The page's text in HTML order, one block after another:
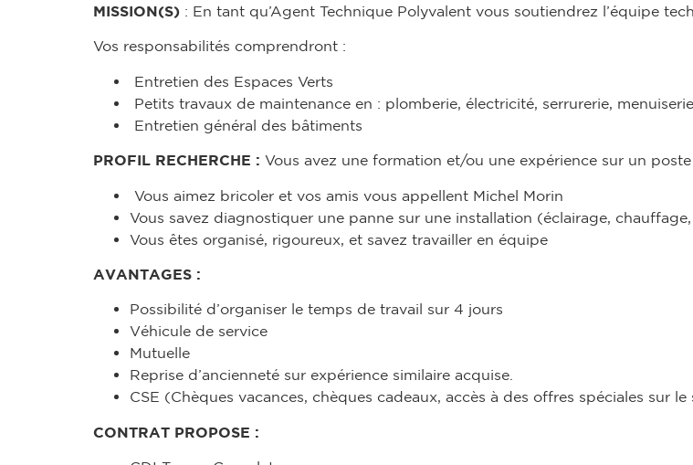
MISSION(S) : En tant qu’Agent Technique Polyvalent vous soutiendrez l’équipe
Vos responsabilités comprendront :
Entretien des Espaces Verts
Petits travaux de maintenance en : plomberie, électricité, serrurerie, menuiserie
Entretien général des bâtiments
PROFIL RECHERCHE : Vous avez une formation et/ou une expérience sur un poste
Vous aimez bricoler et vos amis vous appellent Michel Morin
Vous savez diagnostiquer une panne sur une installation (éclairage,
Vous êtes organisé, rigoureux, et savez travailler en équipe
AVANTAGES :
Possibilité d’organiser le temps de travail sur 4 jours
Véhicule de service
Mutuelle
Reprise d’ancienneté sur expérience similaire acquise.
CSE (Chèques vacances, chèques cadeaux, accès à des offres spéciales sur le
CONTRAT PROPOSE :